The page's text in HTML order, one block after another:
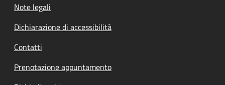
Note legali
Dichiarazione di accessibilità
Contatti
Prenotazione appuntamento